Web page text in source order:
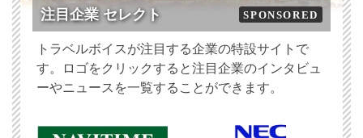
注目企業 セレクト SPONSORED
トラベルボイスが注目する企業の特設サイトで
す。ロゴをクリックすると注目企業のインタビュ
ーやニュースを一覧することができます。